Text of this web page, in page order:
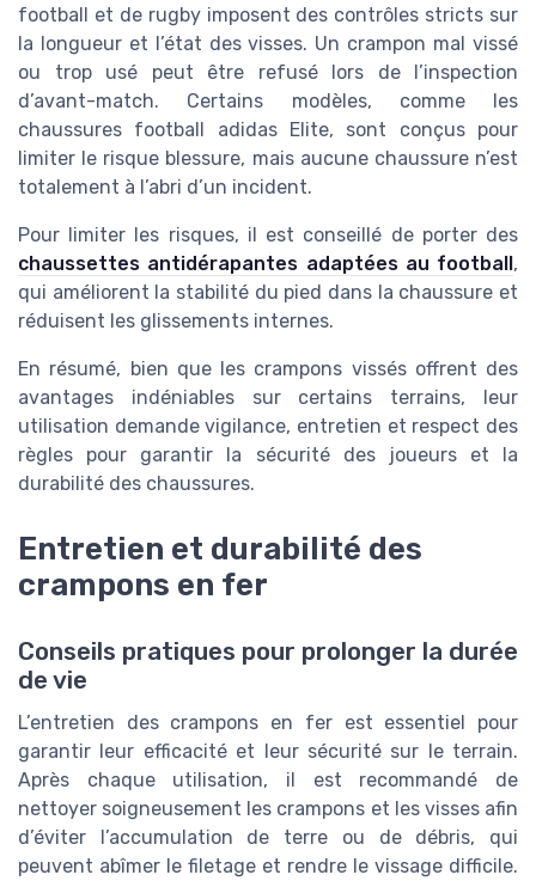
football et de rugby imposent des contrôles stricts sur
la longueur et l’état des visses. Un crampon mal vissé
ou trop usé peut être refusé lors de l’inspection
d’avant-match. Certains modèles, comme les
chaussures football adidas Elite, sont conçus pour
limiter le risque blessure, mais aucune chaussure n’est
totalement à l’abri d’un incident.
Pour limiter les risques, il est conseillé de porter des
chaussettes antidérapantes adaptées au football ,
qui améliorent la stabilité du pied dans la chaussure et
réduisent les glissements internes.
En résumé, bien que les crampons vissés offrent des
avantages indéniables sur certains terrains, leur
utilisation demande vigilance, entretien et respect des
règles pour garantir la sécurité des joueurs et la
durabilité des chaussures.
Entretien et durabilité des
crampons en fer
Conseils pratiques pour prolonger la durée
de vie
L’entretien des crampons en fer est essentiel pour
garantir leur efficacité et leur sécurité sur le terrain.
Après chaque utilisation, il est recommandé de
nettoyer soigneusement les crampons et les visses afin
d’éviter l’accumulation de terre ou de débris, qui
peuvent abîmer le filetage et rendre le vissage difficile.